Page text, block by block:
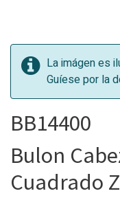
La imágen es
Guíese por la
BB14400
Bulon
Cuadrado